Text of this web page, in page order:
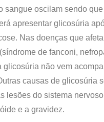
sangue oscilam sendo que
apresentar glicosúria
Nas doenças que
de fanconi,
glicosúria não vem
causas de glicosúria
lesões do sistema
e a gravidez.